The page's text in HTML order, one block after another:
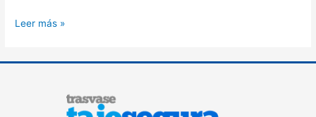
Leer más »